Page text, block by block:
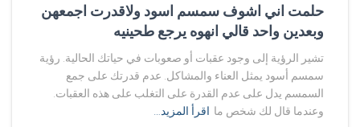
حلمت اني اشوف سمسم اسود ولاقدرت اجمعهن
وبعدين واحد قالي انهوه يرجع طحينيه
تشير الرؤية إلى وجود عقبات أو صعوبات في حياتك الحالية. رؤية
سمسم أسود يمثل العناء والمشاكل. عدم قدرتك على جمع
السمسم يدل على عدم القدرة على التغلب على هذه العقبات.
وعندما قال لك شخص ما اقرأ المزيد…